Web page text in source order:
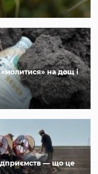
на дощ і
— що це